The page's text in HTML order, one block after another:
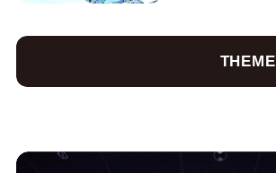
THEME